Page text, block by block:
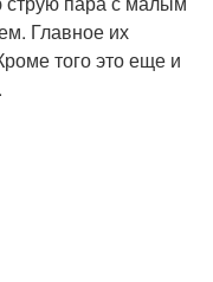
Главное их
того это еще и